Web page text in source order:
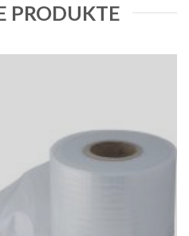
PRODUKTE